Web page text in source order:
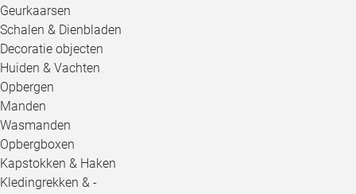
Geurkaarsen
Schalen & Dienbladen
Decoratie objecten
Huiden & Vachten
Opbergen
Manden
Wasmanden
Opbergboxen
Kapstokken & Haken
Kledingrekken & -